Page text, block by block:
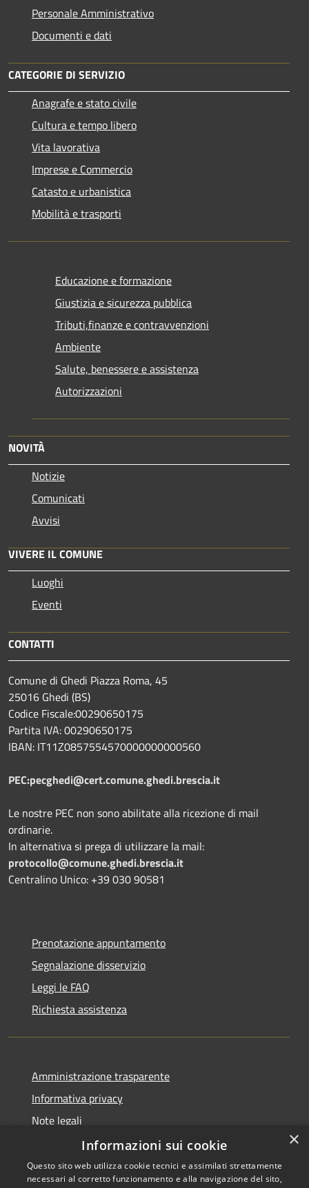
Personale Amministrativo
Documenti e dati
CATEGORIE DI SERVIZIO
Anagrafe e stato civile
Cultura e tempo libero
Vita lavorativa
Imprese e Commercio
Catasto e urbanistica
Mobilità e trasporti
Educazione e formazione
Giustizia e sicurezza pubblica
Tributi,finanze e contravvenzioni
Ambiente
Salute, benessere e assistenza
Autorizzazioni
NOVITÀ
Notizie
Comunicati
Avvisi
VIVERE IL COMUNE
Luoghi
Eventi
CONTATTI
Comune di Ghedi Piazza Roma, 45
25016 Ghedi (BS)
Codice Fiscale:00290650175
Partita IVA: 00290650175
IBAN: IT11Z0857554570000000000560
PEC:pecghedi@cert.comune.ghedi.brescia.it
Le nostre PEC non sono abilitate alla ricezione di mail
ordinarie.
In alternativa si prega di utilizzare la mail:
protocollo@comune.ghedi.brescia.it
Centralino Unico: +39 030 90581
Prenotazione appuntamento
Segnalazione disservizio
Leggi le FAQ
Richiesta assistenza
Amministrazione trasparente
Informativa privacy
Note legali
Dichiarazione di accessibilità
×
Informazioni sui cookie
Questo sito web utilizza cookie tecnici e assimilati strettamente
necessari al corretto funzionamento e alla navigazione del sito,